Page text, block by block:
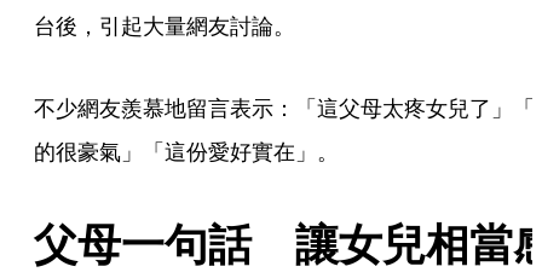
台後，引起大量網友討論。
不少網友羨慕地留言表示：「這父母太疼女兒了」「
的很豪氣」「這份愛好實在」。
父母一句話　讓女兒相當